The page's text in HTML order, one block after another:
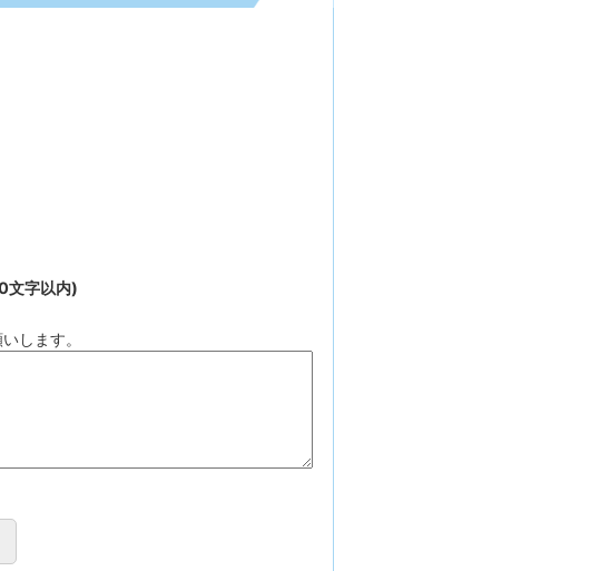
文字以内)
します。